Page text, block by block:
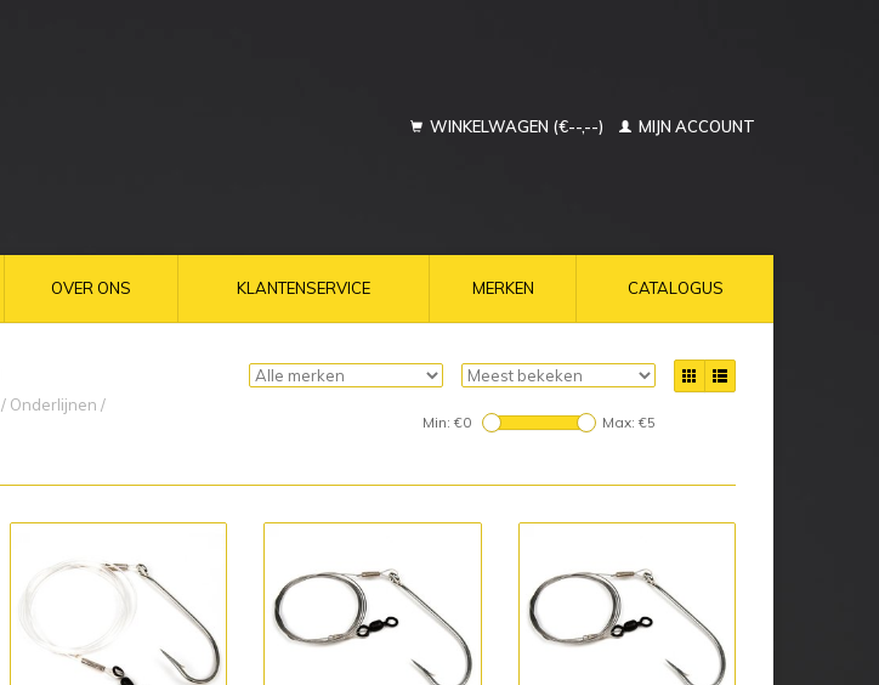
WINKELWAGEN (€--,--) MIJN ACCOUNT
OVER ONS KLANTENSERVICE MERKEN CATALOGUS
/ Onderlijnen /
Min: €0 Max: €5